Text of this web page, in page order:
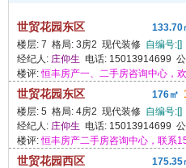
世贸花园东区 133.70
楼层: 7 格局: 3房2 现代装修 自编号:[]
经纪人: 庄仰生 电话: 15013914699
楼评:恒丰房产一、二手房咨询中心，
世贸花园东区 176㎡
楼层: 5 格局: 4房2 现代装修 自编号:[]
经纪人: 庄仰生 电话: 15013914699
楼评:恒丰房产二手房咨询中心，联系
世贸花园西区 175.35